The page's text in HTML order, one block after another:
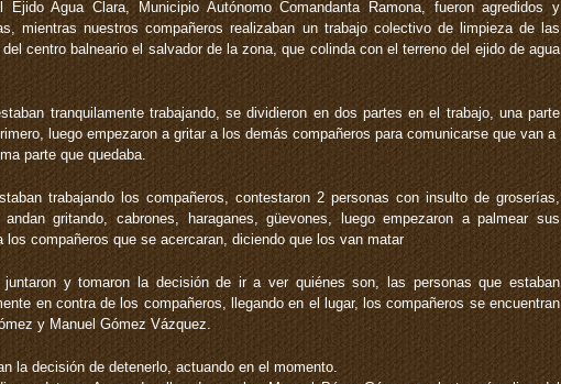
Ejido Agua Clara, Municipio Autónomo Comandanta Ramona, fueron agredidos y
mientras nuestros compañeros realizaban un trabajo colectivo de limpieza de las
centro balneario el salvador de la zona, que colinda con el terreno del ejido de agua
tranquilamente trabajando, se dividieron en dos partes en el trabajo, una parte
luego empezaron a gritar a los demás compañeros para comunicarse que van a
parte que quedaba.
trabajando los compañeros, contestaron 2 personas con insulto de groserías,
gritando, cabrones, haraganes, güevones, luego empezaron a palmear sus
los compañeros que se acercaran, diciendo que los van matar
juntaron y tomaron la decisión de ir a ver quiénes son, las personas que estaban
en contra de los compañeros, llegando en el lugar, los compañeros se encuentran
y Manuel Gómez Vázquez.
la decisión de detenerlo, actuando en el momento.